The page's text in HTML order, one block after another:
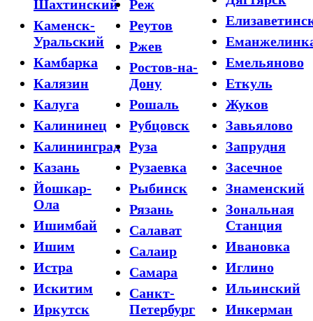
Шахтинский
Каменск-
Уральский
Камбарка
Калязин
Калуга
Калининец
Калининград
Казань
Йошкар-
Ола
Ишимбай
Ишим
Истра
Искитим
Иркутск
Реж
Реутов
Ржев
Ростов-на-
Дону
Рошаль
Рубцовск
Руза
Рузаевка
Рыбинск
Рязань
Салават
Салаир
Самара
Санкт-
Петербург
Емельяново
Еткуль
Жуков
Завьялово
Запрудня
Засечное
Знаменский
Зональная
Станция
Ивановка
Иглино
Ильинский
Инкерман